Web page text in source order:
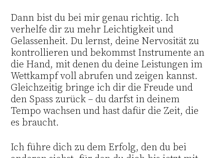
Dann bist du bei mir genau richtig. Ich
verhelfe dir zu mehr Leichtigkeit und
Gelassenheit. Du lernst, deine Nervosität zu
kontrollieren und bekommst Instrumente an
die Hand, mit denen du deine Leistungen im
Wettkampf voll abrufen und zeigen kannst.
Gleichzeitig bringe ich dir die Freude und
den Spass zurück – du darfst in deinem
Tempo wachsen und hast dafür die Zeit, die
es braucht.
Ich führe dich zu dem Erfolg, den du bei